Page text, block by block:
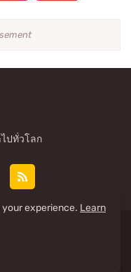
ปทั่วโลก
experience. Learn